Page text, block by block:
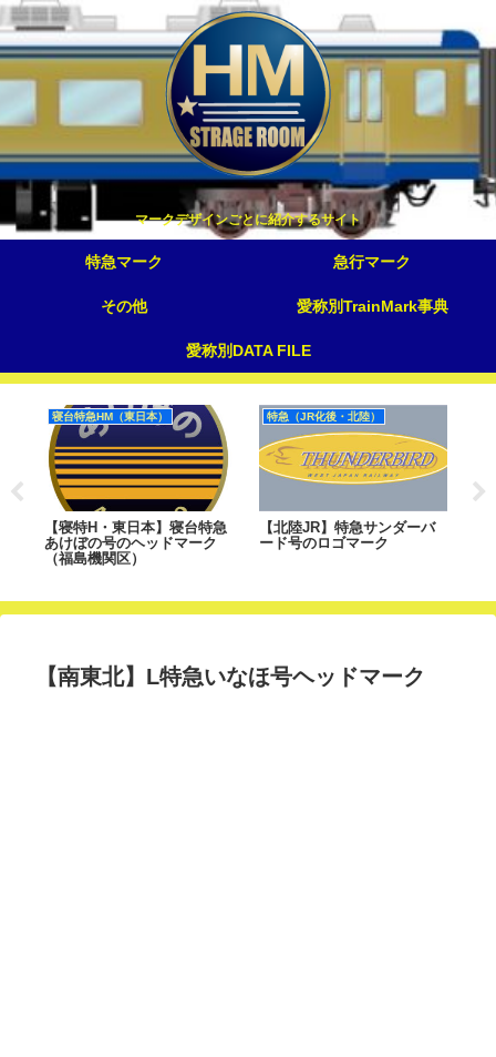
マークデザインごとに紹介するサイト
特急マーク 急行マーク
その他 愛称別TrainMark事典
愛称別DATA FILE
寝台特急HM（東日本）
【寝特H・東日本】寝台特急
あけぼの号のヘッドマーク
（福島機関区）
特急（JR化後・北陸）
【北陸JR】特急サンダーバ
ード号のロゴマーク
【南東北】L特急いなほ号ヘッドマーク